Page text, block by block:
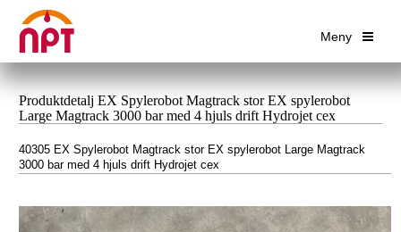
Meny
Produktdetalj EX Spylerobot Magtrack stor EX spylerobot
Large Magtrack 3000 bar med 4 hjuls drift Hydrojet cex
40305 EX Spylerobot Magtrack stor EX spylerobot Large Magtrack
3000 bar med 4 hjuls drift Hydrojet cex